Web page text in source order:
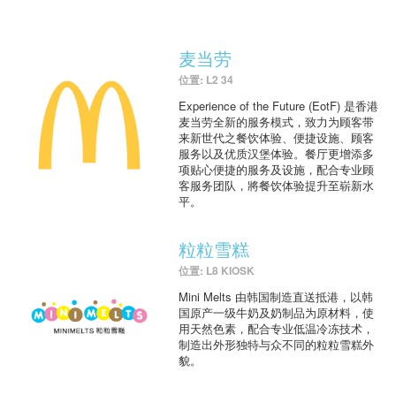
麦当劳
位置: L2 34
Experience of the Future (EotF) 是香港
麦当劳全新的服务模式，致力为顾客带
来新世代之餐饮体验、便捷设施、顾客
服务以及优质汉堡体验。餐厅更增添多
项贴心便捷的服务及设施，配合专业顾
客服务团队，將餐饮体验提升至崭新水
平。
粒粒雪糕
位置: L8 KIOSK
Mini Melts 由韩国制造直送抵港，以韩
国原产一级牛奶及奶制品为原材料，使
用天然色素，配合专业低温冷冻技术，
制造出外形独特与众不同的粒粒雪糕外
貌。